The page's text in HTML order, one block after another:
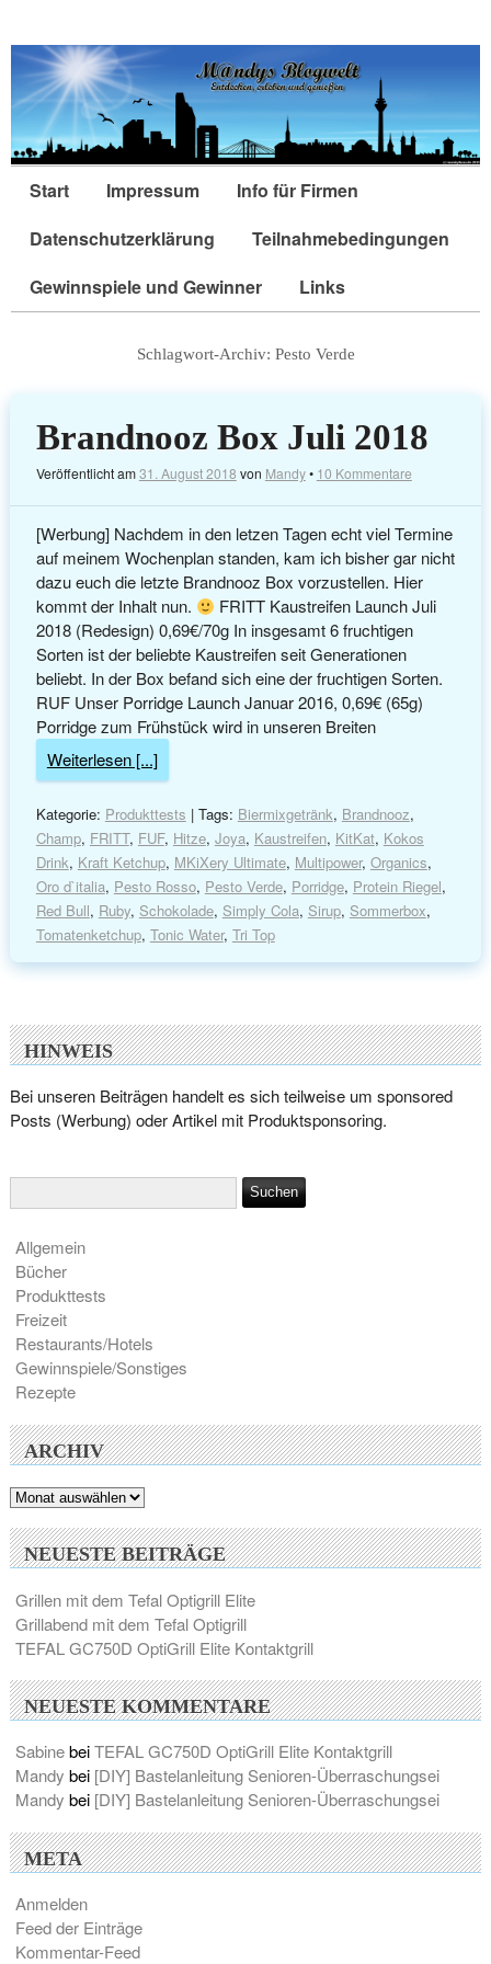
Start Impressum
Info für Firmen
Datenschutzerklärung
Teilnahmebedingungen
Gewinnspiele und Gewinner
Links
Schlagwort-Archiv: Pesto Verde
Brandnooz Box Juli 2018
Veröffentlicht am31. August 2018 von Mandy• 10 Kommentare
[Werbung] Nachdem in den letzen Tagen echt viel Termine
auf meinem Wochenplan standen, kam ich bisher gar nicht
dazu euch die letzte Brandnooz Box vorzustellen. Hier
kommt der Inhalt nun.
FRITT Kaustreifen Launch Juli
2018 (Redesign) 0,69€/70g In insgesamt 6 fruchtigen
Sorten ist der beliebte Kaustreifen seit Generationen
beliebt. In der Box befand sich eine der fruchtigen Sorten.
RUF Unser Porridge Launch Januar 2016, 0,69€ (65g)
Porridge zum Frühstück wird in unseren Breiten
Weiterlesen [...]
Kategorie: Produkttests | Tags: Biermixgetränk, Brandnooz,
Champ, FRITT, FUF, Hitze, Joya, Kaustreifen, KitKat, Kokos
Drink, Kraft Ketchup, MKiXery Ultimate, Multipower, Organics,
Oro d`italia, Pesto Rosso, Pesto Verde, Porridge, Protein Riegel,
Red Bull, Ruby, Schokolade, Simply Cola, Sirup, Sommerbox,
Tomatenketchup, Tonic Water, Tri Top
HINWEIS
Bei unseren Beiträgen handelt es sich teilweise um sponsored
Posts (Werbung) oder Artikel mit Produktsponsoring.
Allgemein
Bücher
Produkttests
Freizeit
Restaurants/Hotels
Gewinnspiele/Sonstiges
Rezepte
ARCHIV
Archiv
NEUESTE BEITRÄGE
Grillen mit dem Tefal Optigrill Elite
Grillabend mit dem Tefal Optigrill
TEFAL GC750D OptiGrill Elite Kontaktgrill
NEUESTE KOMMENTARE
SabinebeiTEFAL GC750D OptiGrill Elite Kontaktgrill
Mandy bei [DIY] Bastelanleitung Senioren-Überraschungsei
Mandy bei [DIY] Bastelanleitung Senioren-Überraschungsei
META
Anmelden
Feed der Einträge
Kommentar-Feed